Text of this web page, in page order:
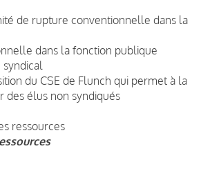
de rupture conventionnelle dans la
dans la fonction publique
du CSE de Flunch qui permet à la
des élus non syndiqués
ressources